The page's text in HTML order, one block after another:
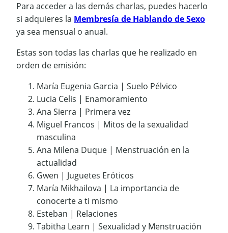
Para acceder a las demás charlas, puedes hacerlo
si adquieres la Membresía de Hablando de Sexo
ya sea mensual o anual.
Estas son todas las charlas que he realizado en
orden de emisión:
María Eugenia Garcia | Suelo Pélvico
Lucia Celis | Enamoramiento
Ana Sierra | Primera vez
Miguel Francos | Mitos de la sexualidad
masculina
Ana Milena Duque | Menstruación en la
actualidad
Gwen | Juguetes Eróticos
María Mikhailova | La importancia de
conocerte a ti mismo
Esteban | Relaciones
Tabitha Learn | Sexualidad y Menstruación